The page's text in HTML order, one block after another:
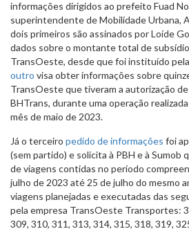
informações dirigidos ao prefeito Fuad
superintendente de Mobilidade Urbana,
dois primeiros são assinados por Loíde
dados sobre o montante total de
TransOeste, desde que foi instituído pela
outro visa obter informações sobre
TransOeste que tiveram a autorização
BHTrans, durante uma operação
mês de maio de 2023.
Já o terceiro pedido de informações foi
(sem partido) e solicita à PBH e à Sumob
de viagens contidas no período
julho de 2023 até 25 de julho do mesmo
viagens planejadas e executadas das
pela empresa TransOeste Transportes:
309, 310, 311, 313, 314, 315, 318, 319,